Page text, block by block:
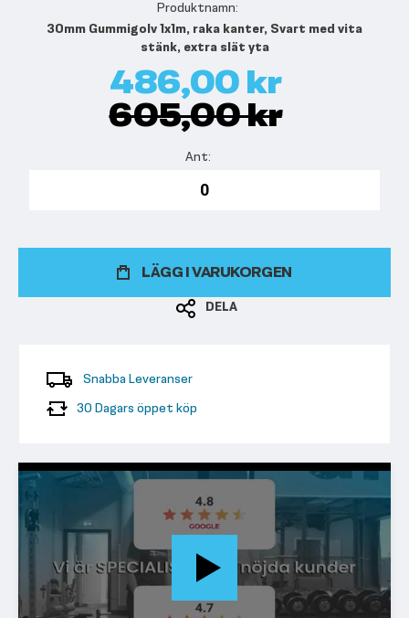
30mm Gummigolv 1x1m, raka kanter, Svart med vita
stänk, extra slät yta
486,00 kr
605,00 kr
LÄGG I VARUKORGEN
DELA
Snabba Leveranser
30 Dagars öppet köp